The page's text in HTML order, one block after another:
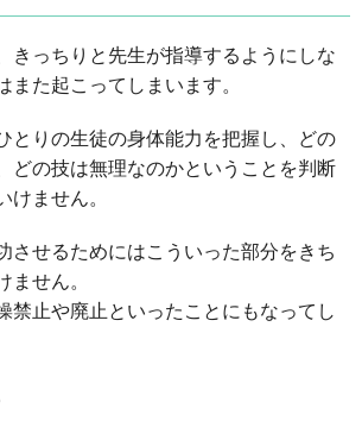
きっちりと先生が指導するようにしな
また起こってしまいます。
とりの生徒の身体能力を把握し、どの
どの技は無理なのかということを判断
けません。
させるためにはこういった部分をきち
ません。
禁止や廃止といったことにもなってし